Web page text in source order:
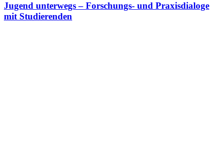
Jugend unterwegs – Forschungs- und Praxisdialoge
mit Studierenden